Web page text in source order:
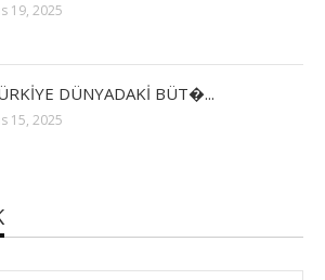
19, 2025
DÜNYADAKİ BÜT�...
15, 2025